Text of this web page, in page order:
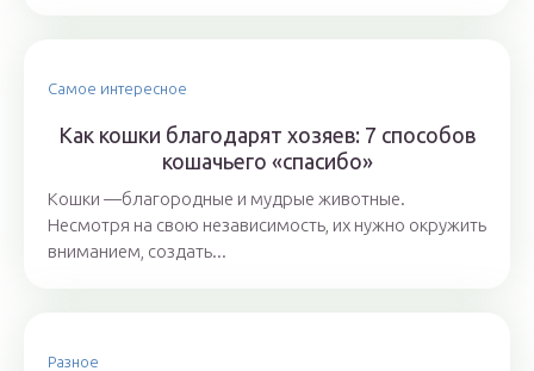
Самое интересное
Как кошки благодарят хозяев: 7 способов
кошачьего «спасибо»
Кошки —благородные и мудрые животные.
Несмотря на свою независимость, их нужно окружить
вниманием, создать...
Разное